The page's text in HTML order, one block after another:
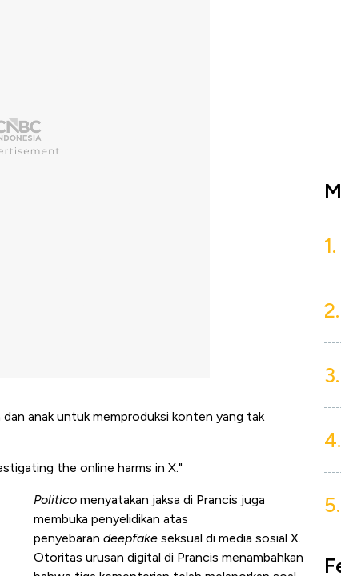
anak untuk memproduksi konten yang tak
the online harms in X."
Politico menyatakan jaksa di Prancis juga
membuka penyelidikan atas
penyebaran deepfake seksual di media sosial X.
Otoritas urusan digital di Prancis menambahkan
1.
2.
3.
4.
5.